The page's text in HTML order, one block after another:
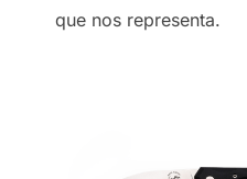
que nos representa.